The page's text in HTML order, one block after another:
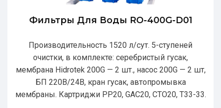
Фильтры Для Воды RO-400G-D01
Производительность 1520 л/сут. 5-ступеней
очистки, в комплекте: серебристый гусак,
мембрана Hidrotek 200G — 2 шт., насос 200G — 2 шт,
БП 220В/24В, кран гусак, автопромывка
мембраны. Картриджи РР20, GAC20, CTO20, T33-33.